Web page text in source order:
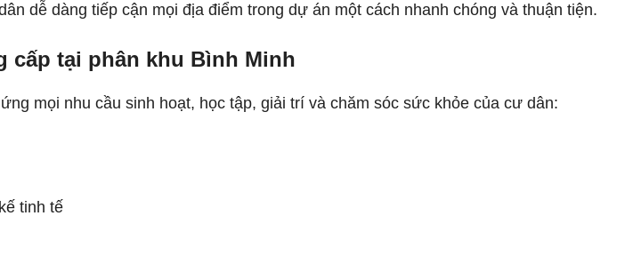
dễ dàng tiếp cận mọi địa điểm trong dự án một cách nhanh chóng và thuận tiện.
cấp tại phân khu Bình Minh
mọi nhu cầu sinh hoạt, học tập, giải trí và chăm sóc sức khỏe của cư dân:
tinh tế